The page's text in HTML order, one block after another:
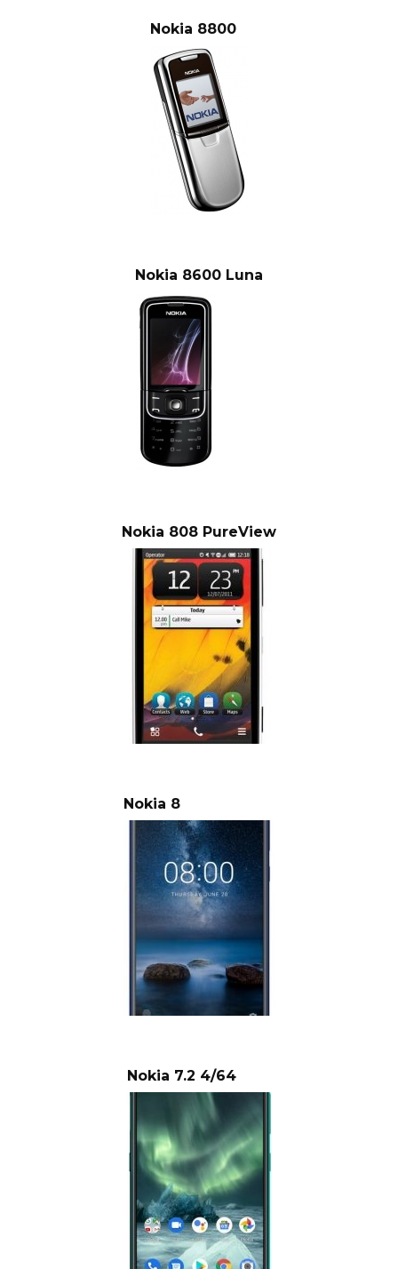
Nokia 8800
Nokia 8600 Luna
Nokia 808 PureView
Nokia 8
Nokia 7.2 4/64